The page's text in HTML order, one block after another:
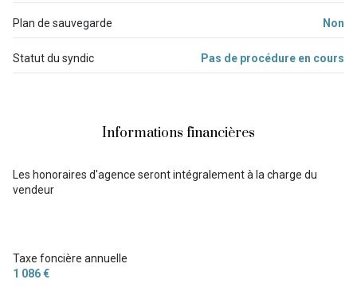
Plan de sauvegarde Non
Statut du syndic Pas de procédure en cours
Informations financières
Les honoraires d'agence seront intégralement à la charge du
vendeur
Taxe foncière annuelle
1 086 €